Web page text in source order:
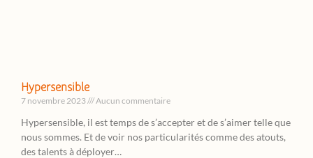
Hypersensible
7 novembre 2023 Aucun commentaire
Hypersensible, il est temps de s’accepter et de s’aimer telle que
nous sommes. Et de voir nos particularités comme des atouts,
des talents à déployer…